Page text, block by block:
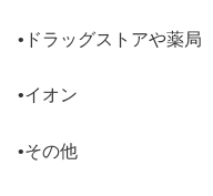
•ドラッグストアや薬局
•イオン
•その他